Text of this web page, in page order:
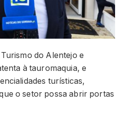
do Alentejo e
à tauromaquia, e
turísticas,
o setor possa abrir portas